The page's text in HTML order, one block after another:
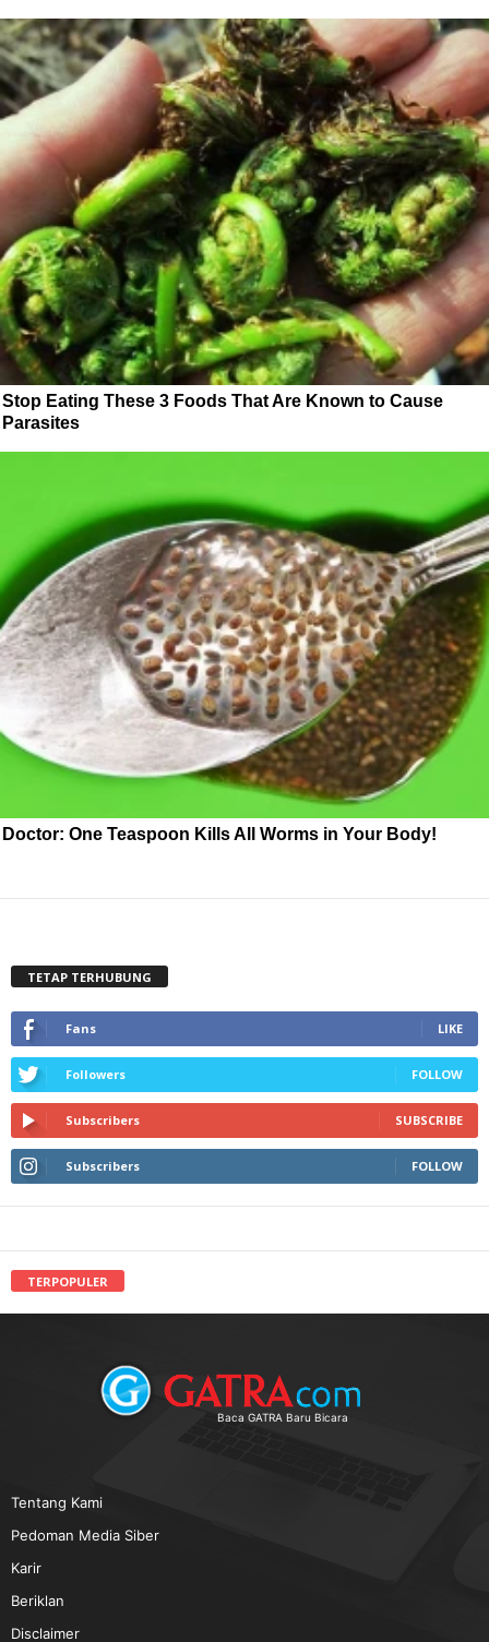
Stop Eating These 3 Foods That Are Known to Cause
Parasites
Doctor: One Teaspoon Kills All Worms in Your Body!
TETAP TERHUBUNG
Fans LIKE
Followers FOLLOW
Subscribers SUBSCRIBE
Subscribers FOLLOW